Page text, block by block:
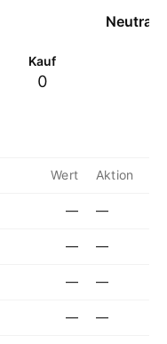
Neutral
Kauf
0
Wert Aktion
— —
— —
— —
— —